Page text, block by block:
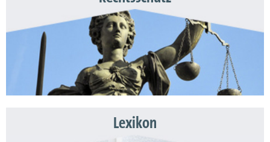
Lexikon